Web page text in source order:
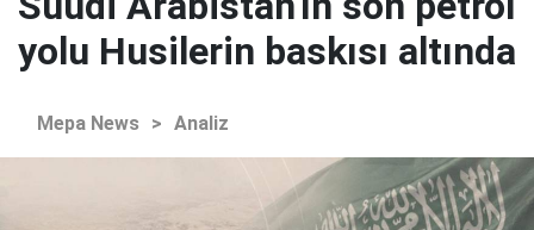
yolu Husilerin baskısı altında
Mepa News > Analiz